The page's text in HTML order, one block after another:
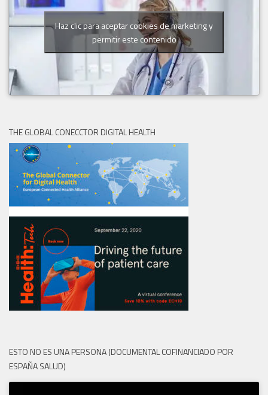
Haz clic para aceptar cookies de marketing y
permitir este contenido
THE GLOBAL CONECCTOR DIGITAL HEALTH
ESTO NO ES UNA PERSONA (DOCUMENTAL COFINANCIADO POR
ESPAÑA SALUD)